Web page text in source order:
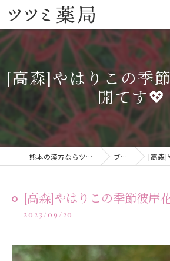
[高森]やはりこの季
開てす💖
熊本の漢方ならツツミ薬局 ブログ [高森]や
[高森]やはりこの季節彼岸
2023/09/20